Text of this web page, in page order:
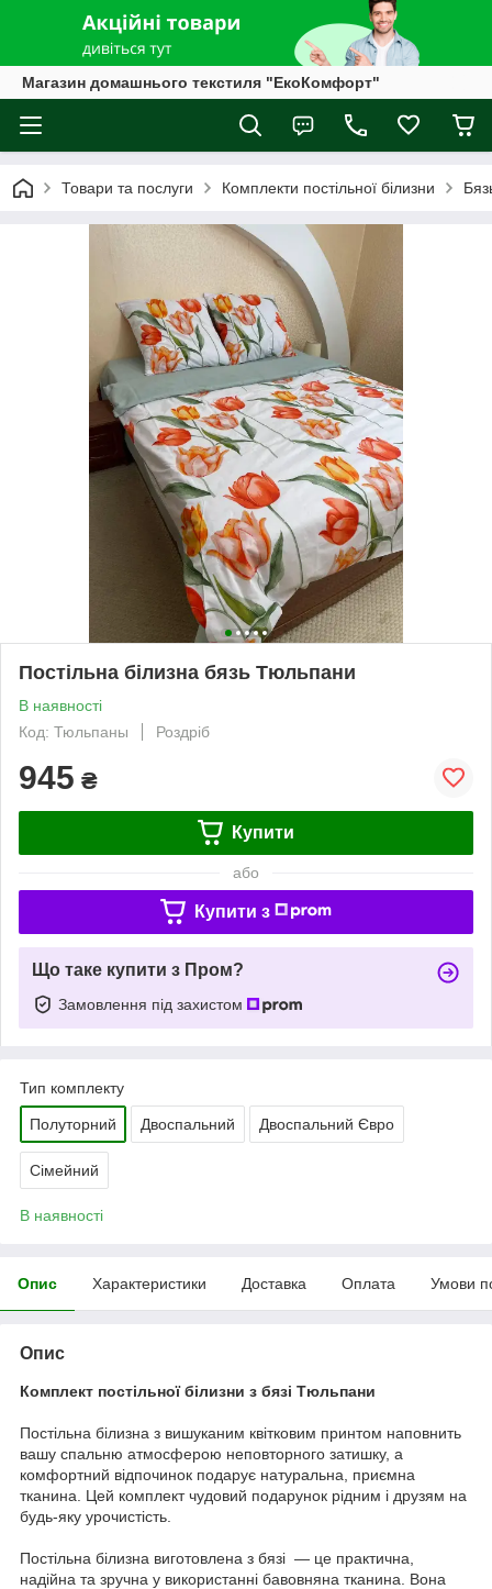
Магазин домашнього текстиля "ЕкоКомфорт"
Товари та послуги Комплекти постільної білизни
Постільна білизна бязь Тюльпани
В наявності
Код: Тюльпаны
Роздріб
945 ₴
Купити
або
Купити з
Що таке купити з Пром?
Замовлення під захистом
Тип комплекту
Полуторний Двоспальний Двоспальний Євро
Сімейний
В наявності
Опис Характеристики Доставка Оплата Умови
Опис
Комплект постільної білизни з бязі Тюльпани
Постільна білизна з вишуканим квітковим принтом наповнить
вашу спальню атмосферою неповторного затишку, а
комфортний відпочинок подарує натуральна, приємна
тканина. Цей комплект чудовий подарунок рідним і друзям на
будь-яку урочистість.
Постільна білизна виготовлена з бязі — це практична,
надійна та зручна у використанні бавовняна тканина. Вона